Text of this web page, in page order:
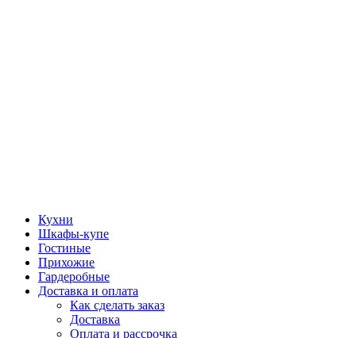
Кухни
Шкафы-купе
Гостиные
Прихожие
Гардеробные
Доставка и оплата
Как сделать заказ
Доставка
Оплата и рассрочка